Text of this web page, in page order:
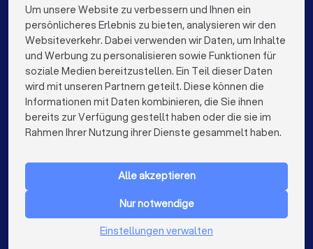
Steuerberater in Berlin
Steuerberater in Hamburg
Steuerberater in München
Steuerberater in Köln
Steuerberater in Frankfurt am Main
Steuerberater in Stuttgart
Steuerberater in Düsseldorf
Steuerberater in Essen
Steuerberater in Bremen
Steuerberater in Nürnberg
Steuerberater in Dresden
Die besten Unternehmen für Sie
info@trustlocal.de
FÜR PRIVATPERSONEN
Niederlande
Um unsere Website zu verbessern und Ihnen ein
persönlicheres Erlebnis zu bieten, analysieren wir den
Websiteverkehr. Dabei verwenden wir Daten, um Inhalte
und Werbung zu personalisieren sowie Funktionen für
soziale Medien bereitzustellen. Ein Teil dieser Daten
wird mit unseren Partnern geteilt. Diese können die
Informationen mit Daten kombinieren, die Sie ihnen
bereits zur Verfügung gestellt haben oder die sie im
Rahmen Ihrer Nutzung ihrer Dienste gesammelt haben.
Alle akzeptieren
Nur notwendige
Einstellungen verwalten